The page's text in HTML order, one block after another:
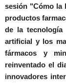
sesión "Cómo la
productos
de la tecnología
artificial y los
fármacos y
reinventado el
innovadores